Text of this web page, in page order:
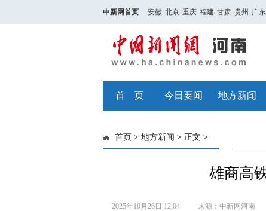
中新网首页 安徽 北京 重庆 福建 甘肃 贵州 广东
首 页 今日要闻 地方新闻
首页 > 地方新闻 > 正文 >
雄商高
2025年10月26日 12:04 来源：中新网河南